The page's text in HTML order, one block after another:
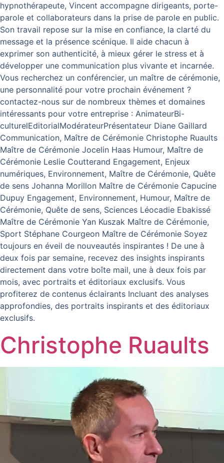
hypnothérapeute, Vincent accompagne dirigeants, porte-
parole et collaborateurs dans la prise de parole en public.
Son travail repose sur la mise en confiance, la clarté du
message et la présence scénique. Il aide chacun à
exprimer son authenticité, à mieux gérer le stress et à
développer une communication plus vivante et incarnée.
Vous recherchez un conférencier, un maître de cérémonie,
une personnalité pour votre prochain événement ?
contactez-nous sur de nombreux thèmes et domaines
intéressants pour votre entreprise : AnimateurBi-
culturelEditorialModérateurPrésentateur Diane Gaillard
Communication, Maître de Cérémonie Christophe Ruaults
Maître de Cérémonie Jocelin Haas Humour, Maître de
Cérémonie Leslie Coutterand Engagement, Enjeux
numériques, Environnement, Maître de Cérémonie, Quête
de sens Johanna Morillon Maître de Cérémonie Capucine
Dupuy Engagement, Environnement, Humour, Maître de
Cérémonie, Quête de sens, Sciences Léocadie Ebakissé
Maître de Cérémonie Yan Kuszak Maître de Cérémonie,
Sport Stéphane Courgeon Maître de Cérémonie Soyez
toujours en éveil de nouveautés inspirantes ! De une à
deux fois par semaine, recevez des insights inspirants
directement dans votre boîte mail, une à deux fois par
mois, avec portraits et éditoriaux exclusifs. Vous
profiterez de contenus éclairants Incluant des analyses
approfondies, des portraits inspirants et des éditoriaux
exclusifs.
Christophe Ruaults